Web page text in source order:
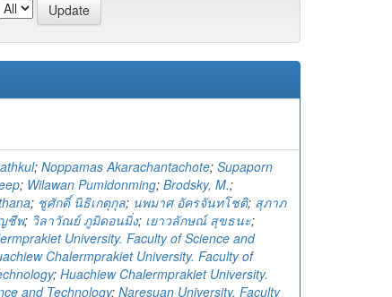
; Noppamas Akarachantachote; Supaporn
; Wilawan Pumidonming; Brodsky, M.;
; ชูศักดิ์ นิธิเกตุกุล; นพมาศ อัครจันทโชติ; สุภาภ
ชีพ; วิลาวัณย์ ภูมิดอนมิ่ง; เยาวลักษณ์ สุขธนะ;
University. Faculty of Science and
Chalermprakiet University. Faculty of
; Huachiew Chalermprakiet University.
and Technology; Naresuan University. Faculty